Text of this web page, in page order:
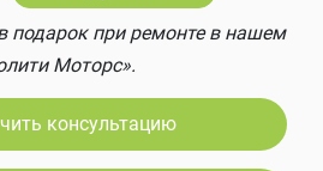
подарок при ремонте в нашем
Моторс».
консультацию